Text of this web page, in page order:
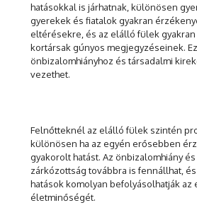
hatásokkal is járhatnak, különösen
gyerekek és fiatalok gyakran
eltérésekre, és az elálló fülek
kortársak gúnyos megjegyzéseinek.
önbizalomhiányhoz és társadalmi
vezethet.
Felnőtteknél az elálló fülek szintén
különösen ha az egyén erősebben
gyakorolt hatást. Az önbizalomhiány
zárkózottság továbbra is fennállhat,
hatások komolyan befolyásolhatják az
életminőségét.